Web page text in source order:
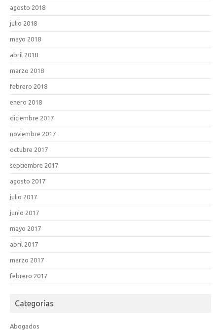
agosto 2018
julio 2018
mayo 2018
abril 2018
marzo 2018
febrero 2018
enero 2018
diciembre 2017
noviembre 2017
octubre 2017
septiembre 2017
agosto 2017
julio 2017
junio 2017
mayo 2017
abril 2017
marzo 2017
febrero 2017
Categorías
Abogados